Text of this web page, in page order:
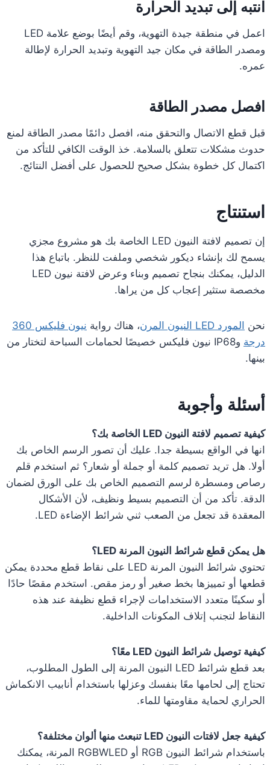
انتبه إلى تبديد الحرارة
اعمل في منطقة جيدة التهوية، وقم أيضًا بوضع علامة LED
ومصدر الطاقة في مكان جيد التهوية وتبديد الحرارة لإطالة
عمره.
افصل مصدر الطاقة
قبل قطع الاتصال والتحقق منه، افصل دائمًا مصدر الطاقة لمنع
حدوث مشكلات تتعلق بالسلامة. خذ الوقت الكافي للتأكد من
اكتمال كل خطوة بشكل صحيح للحصول على أفضل النتائج.
استنتاج
إن تصميم لافتة النيون LED الخاصة بك هو مشروع مجزي
يسمح لك بإنشاء ديكور شخصي وملفت للنظر. باتباع هذا
الدليل، يمكنك بنجاح تصميم وبناء وعرض لافتة نيون LED
مخصصة ستثير إعجاب كل من يراها.
نحن المورد LED النيون المرن ، هناك رواية
نيون فليكس 360
درجة
وIP68 نيون فليكس خصيصًا لحمامات السباحة لتختار من
بينها.
أسئلة وأجوبة
كيفية تصميم لافتة النيون LED الخاصة بك؟
انها في الواقع بسيطة جدا. عليك أن تصور الرسم الخاص بك
أولا. هل تريد تصميم كلمة أو جملة أو شعار؟ ثم استخدم قلم
رصاص ومسطرة لرسم التصميم الخاص بك على الورق لضمان
الدقة. تأكد من أن التصميم بسيط ونظيف، لأن الأشكال
المعقدة قد تجعل من الصعب ثني شرائط الإضاءة LED.
هل يمكن قطع شرائط النيون المرنة LED؟
تحتوي شرائط النيون المرنة LED على نقاط قطع محددة يمكن
قطعها أو تمييزها بخط صغير أو رمز مقص. استخدم مقصًا حادًا
أو سكينًا متعدد الاستخدامات لإجراء قطع نظيفة عند هذه
النقاط لتجنب إتلاف المكونات الداخلية.
كيفية توصيل شرائط النيون LED معًا؟
بعد قطع شرائط LED النيون المرنة إلى الطول المطلوب،
تحتاج إلى لحامها معًا بنفسك وعزلها باستخدام أنابيب الانكماش
الحراري لحماية مقاومتها للماء.
كيفية جعل لافتات النيون LED تنبعث منها ألوان مختلفة؟
باستخدام شرائط النيون RGB أو RGBWLED المرنة، يمكنك